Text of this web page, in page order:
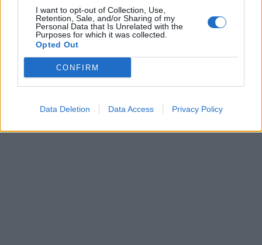
I want to opt-out of Collection, Use,
Retention, Sale, and/or Sharing of my
Personal Data that Is Unrelated with the
Purposes for which it was collected.
Opted Out
CONFIRM
Data Deletion Data Access Privacy Policy